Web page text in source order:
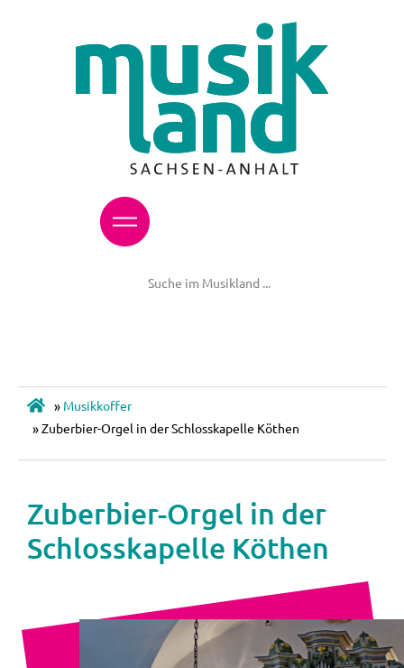
» Musikkoffer
»Zuberbier-Orgel in der Schlosskapelle Köthen
Zuberbier-Orgel in der
Schlosskapelle Köthen